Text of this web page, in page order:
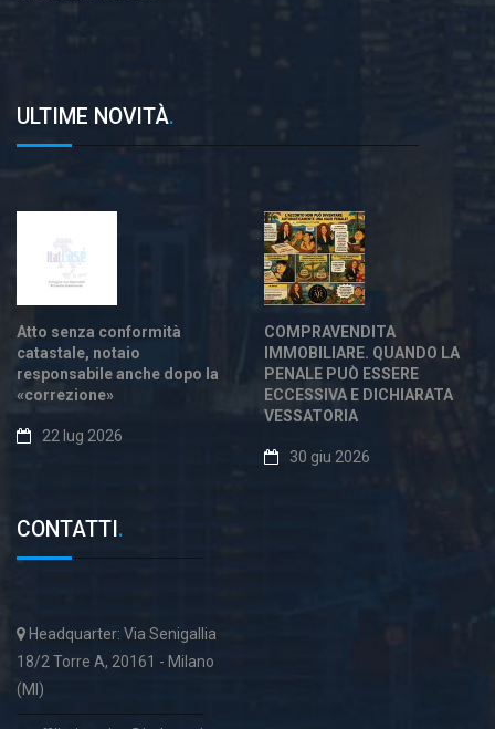
ULTIME NOVITÀ.
Atto senza conformità
catastale, notaio
responsabile anche dopo la
«correzione»
22 lug 2026
COMPRAVENDITA
IMMOBILIARE. QUANDO LA
PENALE PUÒ ESSERE
ECCESSIVA E DICHIARATA
VESSATORIA
30 giu 2026
CONTATTI .
Headquarter: Via Senigallia
18/2 Torre A, 20161 - Milano
(MI)